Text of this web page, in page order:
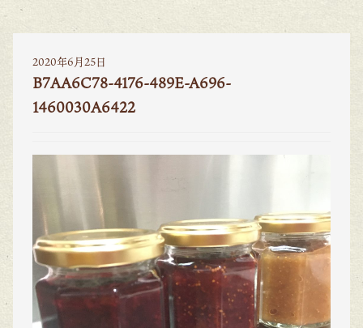
2020年6月25日
B7AA6C78-4176-489E-A696-
1460030A6422